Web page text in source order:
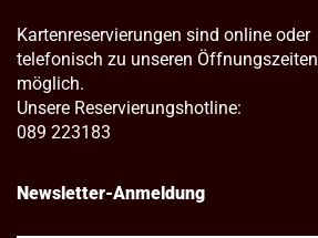
Kartenreservierungen sind online oder
telefonisch zu unseren Öffnungszeiten
möglich.
Unsere Reservierungshotline:
089 223183
Newsletter-Anmeldung